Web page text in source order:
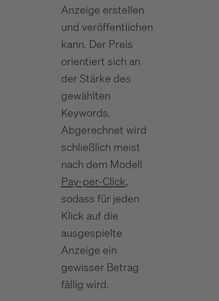
Anzeige erstellen
und veröffentlichen
kann. Der Preis
orientiert sich an
der Stärke des
gewählten
Keywords.
Abgerechnet wird
schließlich meist
nach dem Modell
Pay-per-Click,
sodass für jeden
Klick auf die
ausgespielte
Anzeige ein
gewisser Betrag
fällig wird.